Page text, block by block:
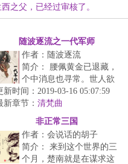
之父，已经过审核了。
随波逐流之一代军师
作者：随波逐流
简介： 腰佩黄金已退藏，
个中消息也寻常。世人欲
识寒园客，只是江南读书
郎。
新时间：2019-03-16 05:07:59
新章节： 清梵曲
非正常三国
作者：会说话的胡子
简介： 来到这个世界的三
个月，楚南就是在谋求这